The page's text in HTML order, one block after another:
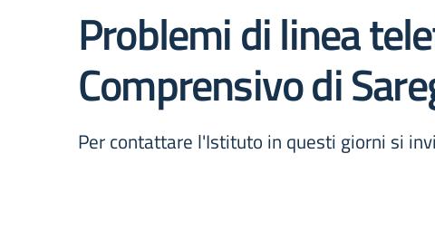
Problemi di linea
Comprensivo di
Per contattare l'Istituto in questi giorni si